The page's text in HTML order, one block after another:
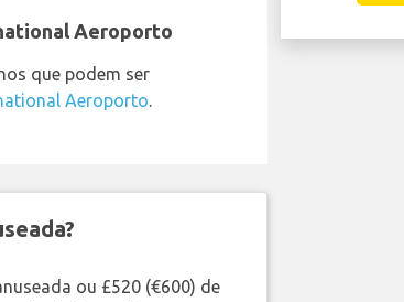
Aeroporto
que podem ser
Aeroporto.
ou £520 (€600) de